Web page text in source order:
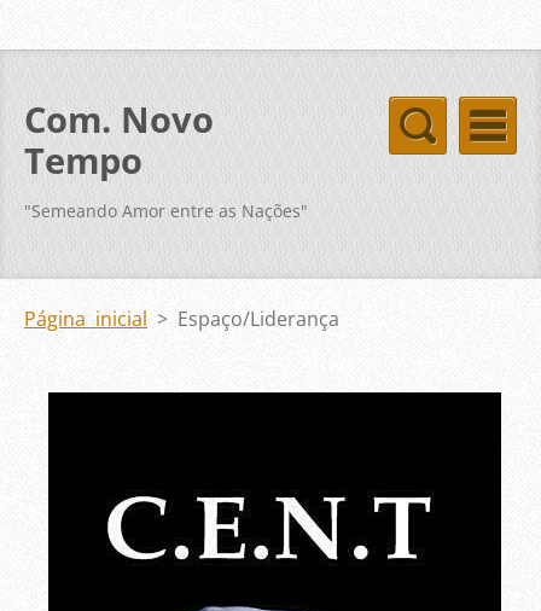
Com. Novo
Tempo
"Semeando Amor entre as Nações"
Página inicial > Espaço/Liderança